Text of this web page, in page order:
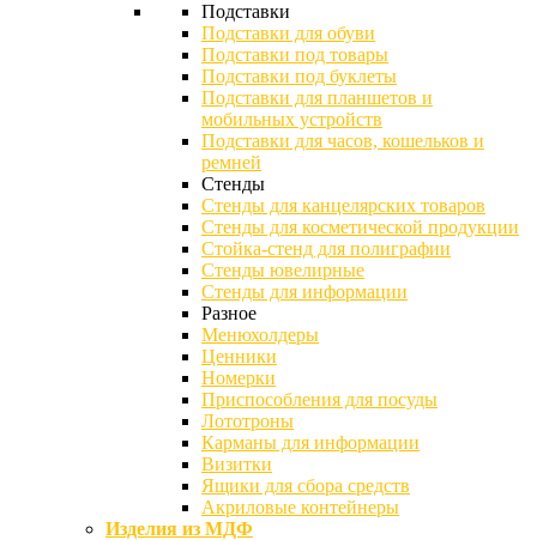
Подставки
Подставки для обуви
Подставки под товары
Подставки под буклеты
Подставки для планшетов и
мобильных устройств
Подставки для часов, кошельков и
ремней
Стенды
Стенды для канцелярских товаров
Стенды для косметической продукции
Стойка-стенд для полиграфии
Стенды ювелирные
Стенды для информации
Разное
Менюхолдеры
Ценники
Номерки
Приспособления для посуды
Лототроны
Карманы для информации
Визитки
Ящики для сбора средств
Акриловые контейнеры
Изделия из МДФ